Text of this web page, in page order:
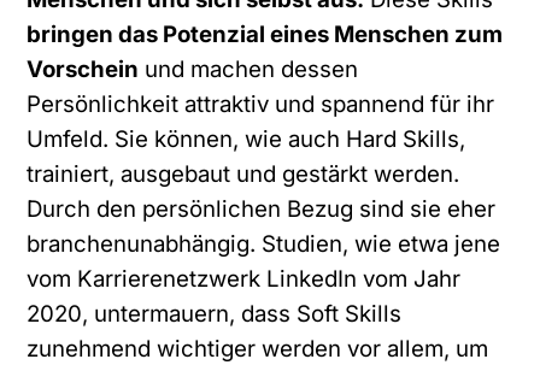
bringen das Potenzial eines Menschen zum
Vorschein und machen dessen
Persönlichkeit attraktiv und spannend für ihr
Umfeld. Sie können, wie auch Hard Skills,
trainiert, ausgebaut und gestärkt werden.
Durch den persönlichen Bezug sind sie eher
branchenunabhängig. Studien, wie etwa jene
vom Karrierenetzwerk LinkedIn vom Jahr
2020, untermauern, dass Soft Skills
zunehmend wichtiger werden vor allem, um